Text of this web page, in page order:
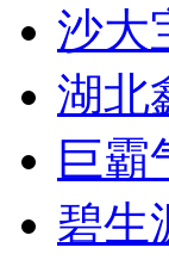
沙大
湖北
巨霸
碧生